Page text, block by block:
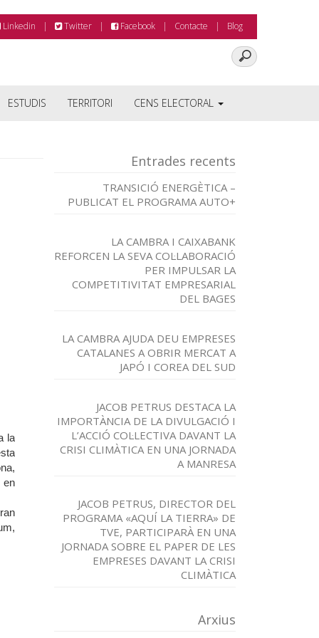
Linkedin Twitter Facebook Contacte Blog
ESTUDIS TERRITORI CENS ELECTORAL
la
en
Entrades recents
TRANSICIÓ ENERGÈTICA –
PUBLICAT EL PROGRAMA AUTO+
LA CAMBRA I CAIXABANK
REFORCEN LA SEVA COL·LABORACIÓ
PER IMPULSAR LA
COMPETITIVITAT EMPRESARIAL
DEL BAGES
LA CAMBRA AJUDA DEU EMPRESES
CATALANES A OBRIR MERCAT A
JAPÓ I COREA DEL SUD
JACOB PETRUS DESTACA LA
IMPORTÀNCIA DE LA DIVULGACIÓ I
L’ACCIÓ COL·LECTIVA DAVANT LA
CRISI CLIMÀTICA EN UNA JORNADA
A MANRESA
JACOB PETRUS, DIRECTOR DEL
PROGRAMA «AQUÍ LA TIERRA» DE
TVE, PARTICIPARÀ EN UNA
JORNADA SOBRE EL PAPER DE LES
EMPRESES DAVANT LA CRISI
CLIMÀTICA
Arxius